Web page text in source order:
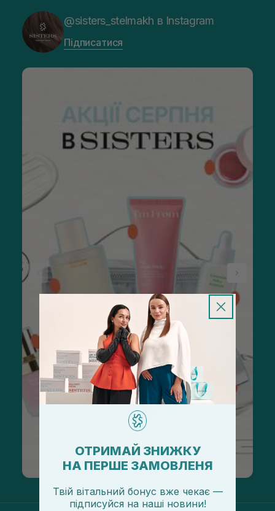
@sisters_stelmakh в Instagram
Підписатися
ОТРИМАЙ ЗНИЖКУ
НА ПЕРШЕ ЗАМОВЛЕНЯ
Твій вітальний бонус вже чекає —
підписуйся на наші новини!